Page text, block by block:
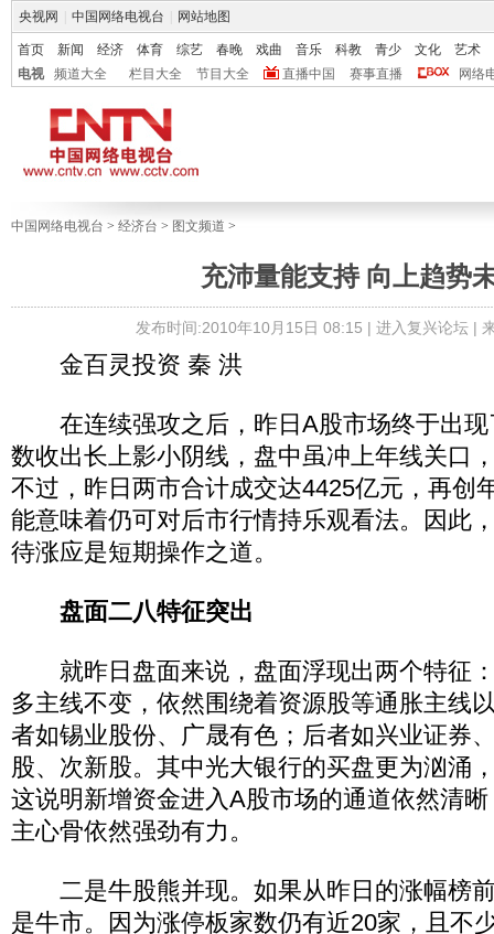
央视网 中国网络电视台 网站地图
首页 新闻 经济 体育 综艺 春晚 戏曲 音乐 科教 青少 文化
艺术
电视
频道大全 栏目大全 节目大全 直播中国 赛事直播 网络
中国网络电视台 > 经济台 > 图文频道 >
充沛量能支持 向上趋势
发布时间:2010年10月15日 08:15 | 进入复兴论坛|
金百灵投资 秦 洪
在连续强攻之后，昨日A股市场终于出现
数收出长上影小阴线，盘中虽冲上年线关口
不过，昨日两市合计成交达4425亿元，再创
能意味着仍可对后市行情持乐观看法。因此
待涨应是短期操作之道。
盘面二八特征突出
就昨日盘面来说，盘面浮现出两个特征
多主线不变，依然围绕着资源股等通胀主线
者如锡业股份、广晟有色；后者如兴业证券
股、次新股。其中光大银行的买盘更为汹涌
这说明新增资金进入A股市场的通道依然清
主心骨依然强劲有力。
二是牛股熊并现。如果从昨日的涨幅榜
是牛市。因为涨停板家数仍有近20家，且不